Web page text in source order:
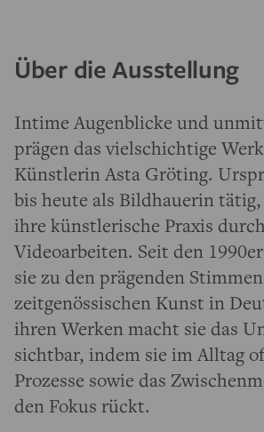
Über die Ausstellung
Intime Augenblicke und
prägen das vielschichtige
Künstlerin Asta Gröting.
bis heute als Bildhauerin
ihre künstlerische Praxis durch
Videoarbeiten. Seit den
sie zu den prägenden
zeitgenössischen Kunst in
ihren Werken macht sie das
sichtbar, indem sie im Alltag
Prozesse sowie das
den Fokus rückt.